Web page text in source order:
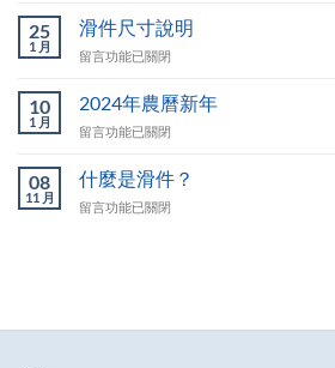
假〉
可
以
指
包
到
我
指
25
1 月
滑件尺寸說明
在
件
尺
寸
明〉
留言功能已關閉
10
1 月
2024年農曆新年
在
年
農
曆
留言功能已關閉
08
11 月
什麼是滑件？
在
中
留言功能已關閉